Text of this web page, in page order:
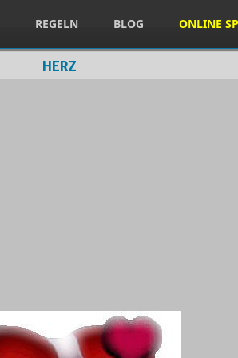
REGELN BLOG ONLINE
HERZ